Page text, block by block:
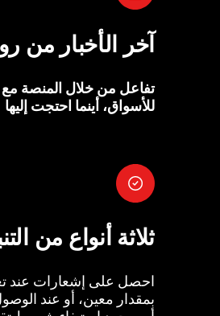
آخر الأخبار من
تفاعل من خلال المنصة مع
للأسواق، أينما احتجت إليها
ثلاثة أنواع من
احصل على إشعارات عند
بمقدار معين، أو عند